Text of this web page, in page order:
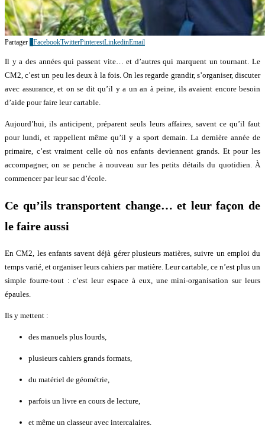
Partager FacebookTwitterPinterestLinkedinEmail
Il y a des années qui passent vite… et d’autres qui marquent un tournant. Le
CM2, c’est un peu les deux à la fois. On les regarde grandir, s’organiser, discuter
avec assurance, et on se dit qu’il y a un an à peine, ils avaient encore besoin
d’aide pour faire leur cartable.
Aujourd’hui, ils anticipent, préparent seuls leurs affaires, savent ce qu’il faut
pour lundi, et rappellent même qu’il y a sport demain. La dernière année de
primaire, c’est vraiment celle où nos enfants deviennent grands. Et pour les
accompagner, on se penche à nouveau sur les petits détails du quotidien. À
commencer par leur sac d’école.
Ce qu’ils transportent change… et leur façon de
le faire aussi
En CM2, les enfants savent déjà gérer plusieurs matières, suivre un emploi du
temps varié, et organiser leurs cahiers par matière. Leur cartable, ce n’est plus un
simple fourre-tout : c’est leur espace à eux, une mini-organisation sur leurs
épaules.
Ils y mettent :
des manuels plus lourds,
plusieurs cahiers grands formats,
du matériel de géométrie,
parfois un livre en cours de lecture,
et même un classeur avec intercalaires.